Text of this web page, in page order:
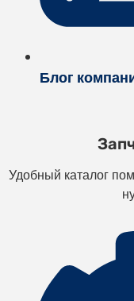
Блог
Удобный каталог